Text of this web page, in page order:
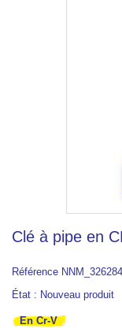
Clé à pipe en
Référence
État : Nouveau produit
En Cr-V